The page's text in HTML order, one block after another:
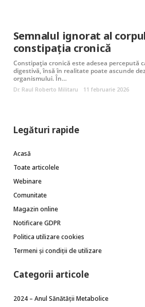
Semnalul ignorat al
constipația cronică
Constipația cronică este adesea percepută
digestivă, însă în realitate poate ascunde
organismului. În…
Dr. Raul Roberto Militaru 11 februarie 2026
Legături rapide
Acasă
Toate articolele
Webinare
Comunitate
Magazin online
Notificare GDPR
Politica utilizare cookies
Termeni și condiții de utilizare
Categorii articole
2024 – Anul Sănătății Metabolice